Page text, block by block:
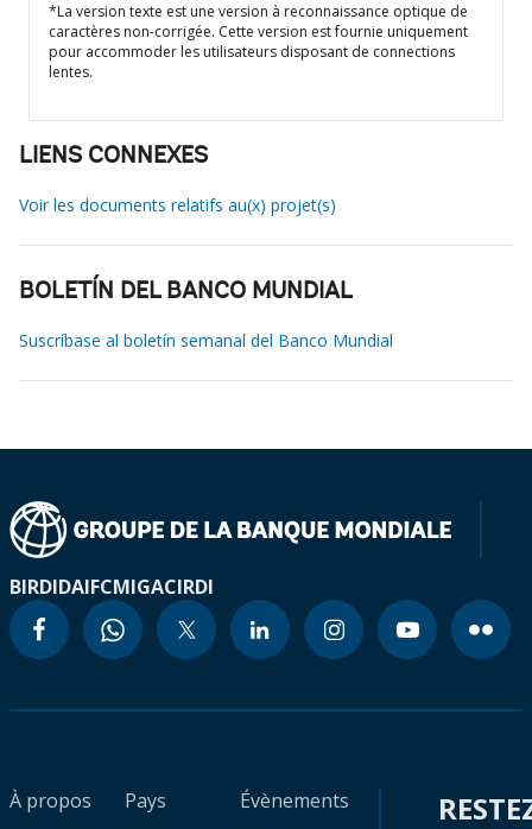
*La version texte est une version à reconnaissance optique de
caractères non-corrigée. Cette version est fournie uniquement
pour accommoder les utilisateurs disposant de connections
lentes.
LIENS CONNEXES
Voir les documents relatifs au(x) projet(s)
BOLETÍN DEL BANCO MUNDIAL
Suscríbase al boletín semanal del Banco Mundial
BIRDIDAIFCMIGACIRDI
À propos
Pays
Évènements